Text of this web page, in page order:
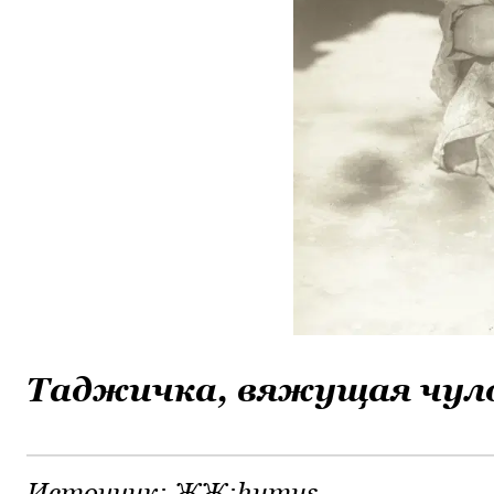
Таджичка, вяжущая